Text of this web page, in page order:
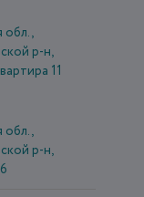
обл.,
р-н,
11
обл.,
р-н,